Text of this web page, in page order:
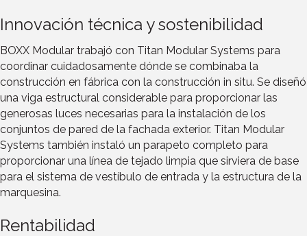
Innovación técnica y sostenibilidad
BOXX Modular trabajó con Titan Modular Systems para
coordinar cuidadosamente dónde se combinaba la
construcción en fábrica con la construcción in situ. Se diseñó
una viga estructural considerable para proporcionar las
generosas luces necesarias para la instalación de los
conjuntos de pared de la fachada exterior. Titan Modular
Systems también instaló un parapeto completo para
proporcionar una línea de tejado limpia que sirviera de base
para el sistema de vestíbulo de entrada y la estructura de la
marquesina.
Rentabilidad